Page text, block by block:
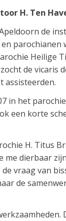
H. Ten
de
parochianen
Heilige
de vicaris
assisteerden.
in het
een korte
H. Titus
me dierbaar
vraag van
de